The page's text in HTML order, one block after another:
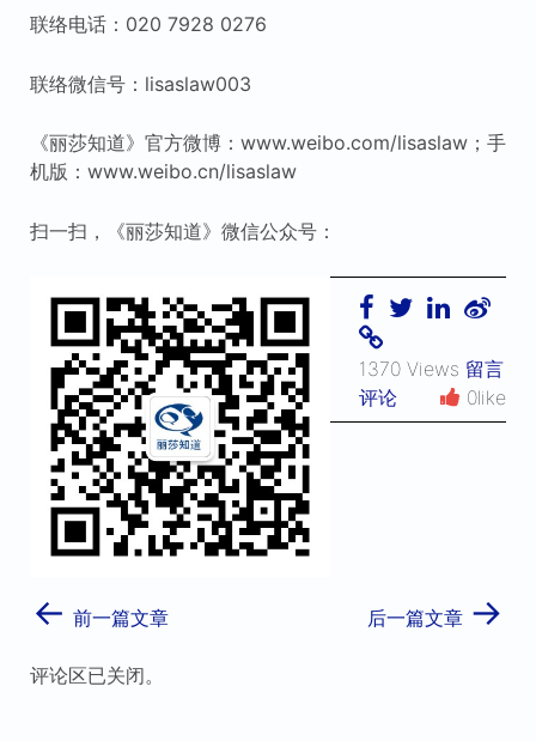
联络电话：020 7928 0276
联络微信号：lisaslaw003
《丽莎知道》官方微博：www.weibo.com/lisaslaw；手
机版：www.weibo.cn/lisaslaw
扫一扫，《丽莎知道》微信公众号：
1370 Views 留言
评论
0like
← 前一篇文章 后一篇文章 →
评论区已关闭。